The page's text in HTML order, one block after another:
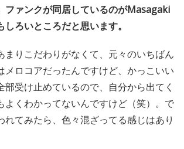
ファンクが同居しているのがMasagaki
ろいところだと思います。
まりこだわりがなくて、元々のいちばん
メロコアだったんですけど、かっこいい
部受け止めているので、自分から出てく
よくわかってないんですけど（笑）。で
れてみたら、色々混ざってる感じはあり